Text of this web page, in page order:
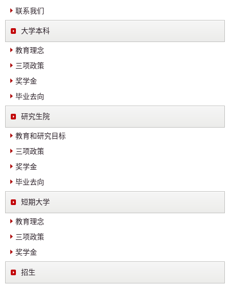
联系我们
大学本科
教育理念
三项政策
奖学金
毕业去向
研究生院
教育和研究目标
三项政策
奖学金
毕业去向
短期大学
教育理念
三项政策
奖学金
招生